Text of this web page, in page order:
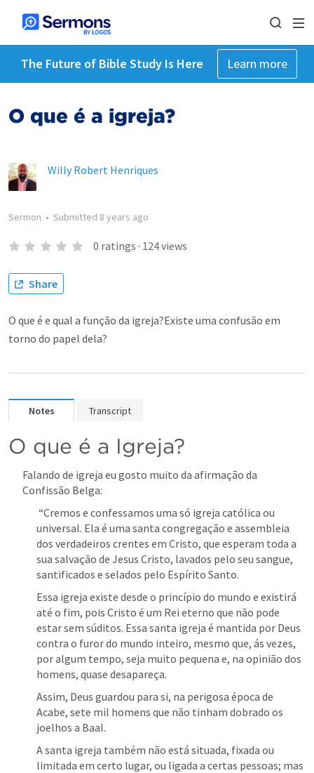
The Future of Bible Study Is Here Learn more
O que é a igreja?
Willy Robert Henriques
Sermon • Submitted 8 years ago
0 ratings · 124views
Share
O que é e qual a função da igreja?Existe uma confusão em
torno do papel dela?
Notes Transcript
O que é a Igreja?
Falando de igreja eu gosto muito da afirmação da
Confissão Belga:
universal. Ela é uma santa congregação e assembleia
dos verdadeiros crentes em Cristo, que esperam toda a
sua salvação de Jesus Cristo, lavados pelo seu sangue,
santificados e selados pelo Espírito Santo.
Essa igreja existe desde o princípio do mundo e existirá
até o fim, pois Cristo é um Rei eterno que não pode
estar sem súditos. Essa santa igreja é mantida por Deus
contra o furor do mundo inteiro, mesmo que, ás vezes,
por algum tempo, seja muito pequena e, na opinião dos
homens, quase desapareça.
Assim, Deus guardou para si, na perigosa época de
Acabe, sete mil homens que não tinham dobrado os
joelhos a Baal.
A santa igreja também não está situada, fixada ou
limitada em certo lugar, ou ligada a certas pessoas; mas